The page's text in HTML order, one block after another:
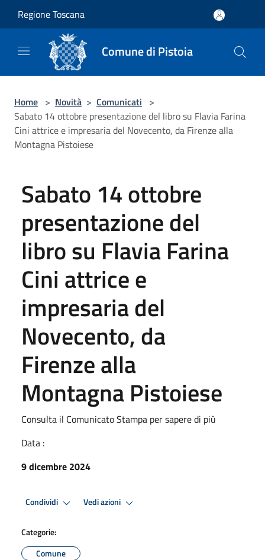
Regione Toscana
Comune di Pistoia
Home > Novità > Comunicati >
Sabato 14 ottobre presentazione del libro su Flavia Farina
Cini attrice e impresaria del Novecento, da Firenze alla
Montagna Pistoiese
Sabato 14 ottobre
presentazione del
libro su Flavia Farina
Cini attrice e
impresaria del
Novecento, da
Firenze alla
Montagna Pistoiese
Consulta il Comunicato Stampa per sapere di più
Data :
9 dicembre 2024
Condividi Vedi azioni
Categorie:
Comune